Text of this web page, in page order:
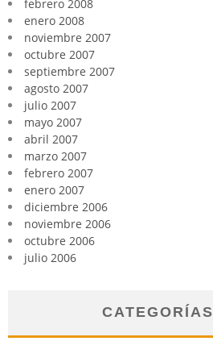
febrero 2008
enero 2008
noviembre 2007
octubre 2007
septiembre 2007
agosto 2007
julio 2007
mayo 2007
abril 2007
marzo 2007
febrero 2007
enero 2007
diciembre 2006
noviembre 2006
octubre 2006
julio 2006
CATEGORÍAS